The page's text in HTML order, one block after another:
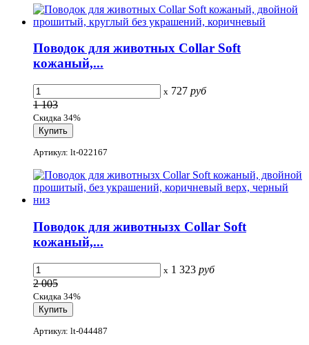
Поводок для животных Collar Soft
кожаный,...
x 727 руб
1 103
Скидка 34%
Артикул: lt-022167
Поводок для животнызх Collar Soft
кожаный,...
x 1 323 руб
2 005
Скидка 34%
Артикул: lt-044487